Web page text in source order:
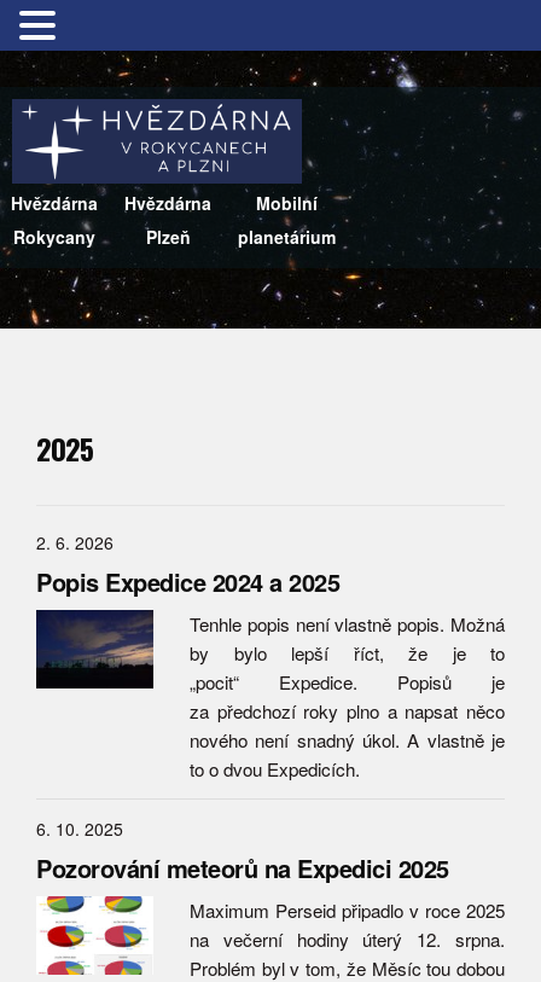
Hvězdárna
Rokycany
Hvězdárna
Plzeň
Mobilní
planetárium
2025
2. 6. 2026
Popis Expedice 2024 a 2025
Tenhle popis není vlastně popis. Možná
by bylo lepší říct, že je to
„pocit“ Expedice. Popisů je
za předchozí roky plno a napsat něco
nového není snadný úkol. A vlastně je
to o dvou Expedicích.
6. 10. 2025
Pozorování meteorů na Expedici 2025
Maximum Perseid připadlo v roce 2025
na večerní hodiny úterý 12. srpna.
Problém byl v tom, že Měsíc tou dobou